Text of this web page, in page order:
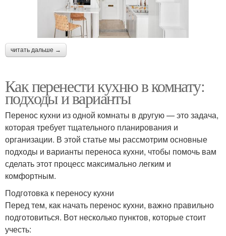
читать дальше →
Как перенести кухню в комнату:
подходы и варианты
Перенос кухни из одной комнаты в другую — это задача,
которая требует тщательного планирования и
организации. В этой статье мы рассмотрим основные
подходы и варианты переноса кухни, чтобы помочь вам
сделать этот процесс максимально легким и
комфортным.
Подготовка к переносу кухни
Перед тем, как начать перенос кухни, важно правильно
подготовиться. Вот несколько пунктов, которые стоит
учесть: